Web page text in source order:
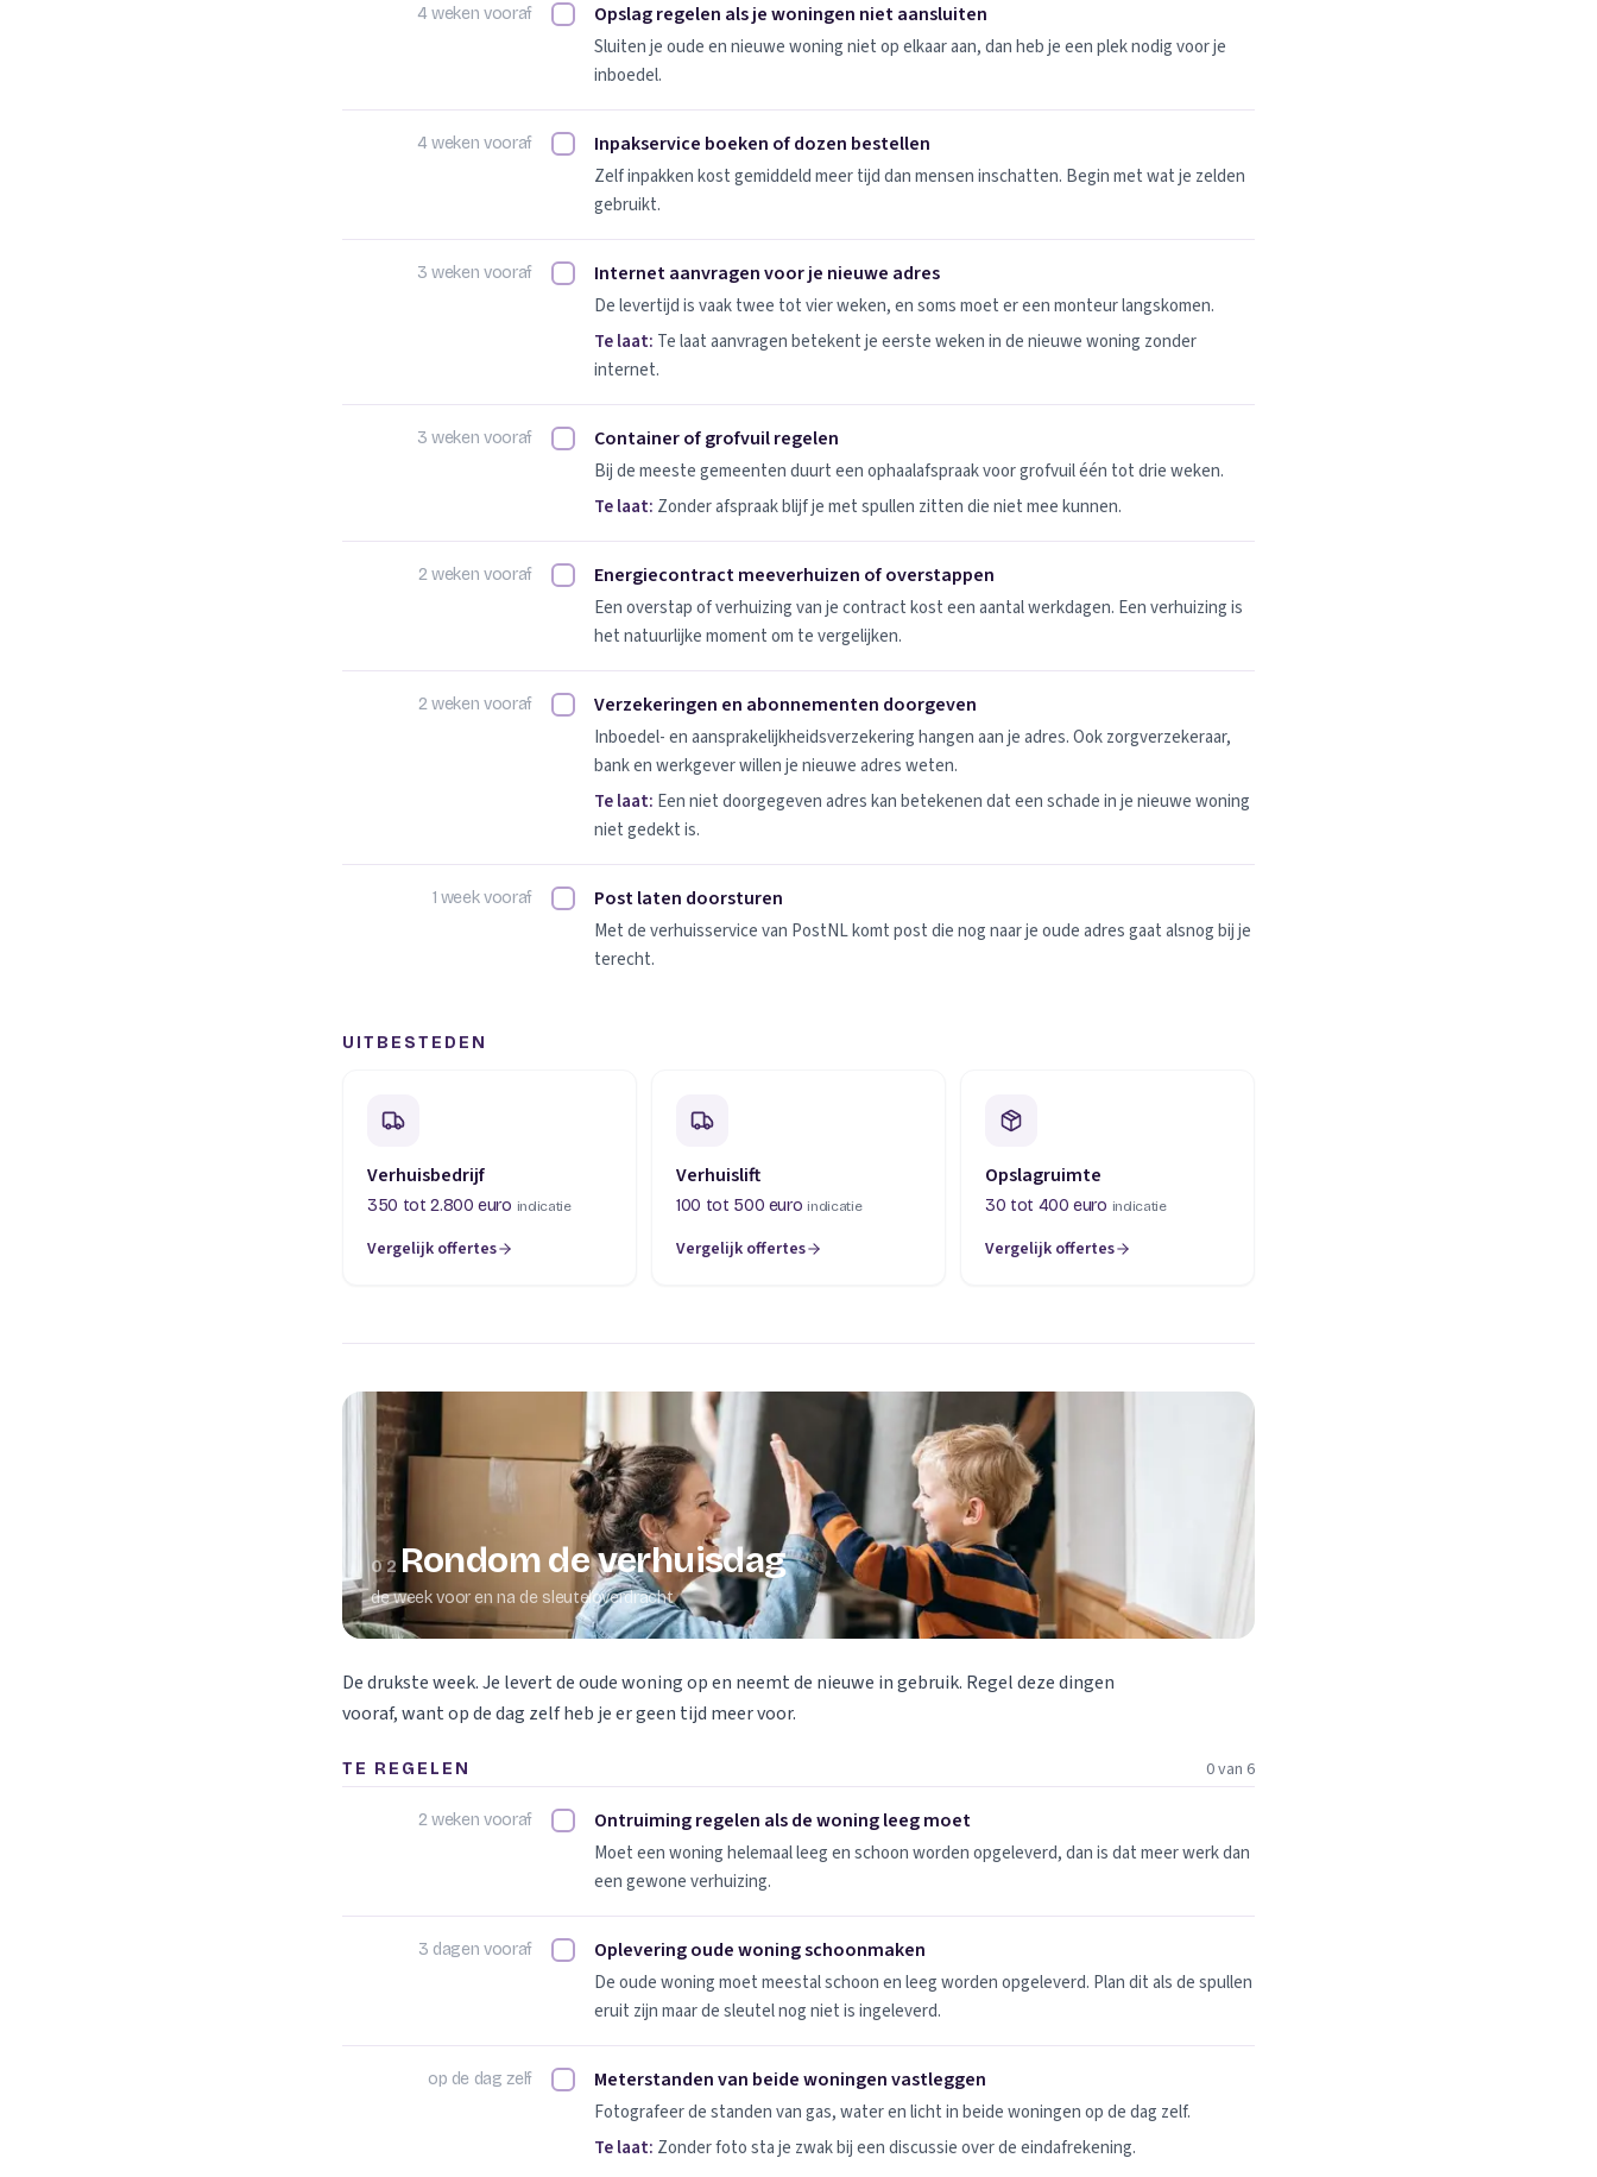
4 weken vooraf Opslag regelen als je woningen niet aansluiten afvinken
Opslag regelen als je woningen niet aansluiten
Sluiten je oude en nieuwe woning niet op elkaar aan, dan heb je een plek nodig voor je
inboedel.
4 weken vooraf Inpakservice boeken of dozen bestellen afvinken
Inpakservice boeken of dozen bestellen
Zelf inpakken kost gemiddeld meer tijd dan mensen inschatten. Begin met wat je zelden
gebruikt.
3 weken vooraf Internet aanvragen voor je nieuwe adres afvinken
Internet aanvragen voor je nieuwe adres
De levertijd is vaak twee tot vier weken, en soms moet er een monteur langskomen.
Te laat: Te laat aanvragen betekent je eerste weken in de nieuwe woning zonder
internet.
3 weken vooraf Container of grofvuil regelen afvinken
Container of grofvuil regelen
Bij de meeste gemeenten duurt een ophaalafspraak voor grofvuil één tot drie weken.
Te laat: Zonder afspraak blijf je met spullen zitten die niet mee kunnen.
2 weken vooraf Energiecontract meeverhuizen of overstappen afvinken
Energiecontract meeverhuizen of overstappen
Een overstap of verhuizing van je contract kost een aantal werkdagen. Een verhuizing is
het natuurlijke moment om te vergelijken.
2 weken vooraf Verzekeringen en abonnementen doorgeven afvinken
Verzekeringen en abonnementen doorgeven
Inboedel- en aansprakelijkheidsverzekering hangen aan je adres. Ook zorgverzekeraar,
bank en werkgever willen je nieuwe adres weten.
Te laat: Een niet doorgegeven adres kan betekenen dat een schade in je nieuwe woning
niet gedekt is.
1 week vooraf Post laten doorsturen afvinken
Post laten doorsturen
Met de verhuisservice van PostNL komt post die nog naar je oude adres gaat alsnog bij je
terecht.
UITBESTEDEN
Verhuisbedrijf
350 tot 2.800 euro indicatie
Vergelijk offertes
(opent in een nieuw tabblad)
Verhuislift
100 tot 500 euro indicatie
Vergelijk offertes
(opent in een nieuw tabblad)
Opslagruimte
30 tot 400 euro indicatie
Vergelijk offertes
(opent in een nieuw tabblad)
02 Rondom de verhuisdag
de week voor en na de sleuteloverdracht
De drukste week. Je levert de oude woning op en neemt de nieuwe in gebruik. Regel deze dingen
vooraf, want op de dag zelf heb je er geen tijd meer voor.
TE REGELEN 0 van 6
2 weken vooraf Ontruiming regelen als de woning leeg moet afvinken
Ontruiming regelen als de woning leeg moet
Moet een woning helemaal leeg en schoon worden opgeleverd, dan is dat meer werk dan
een gewone verhuizing.
3 dagen vooraf Oplevering oude woning schoonmaken afvinken
Oplevering oude woning schoonmaken
De oude woning moet meestal schoon en leeg worden opgeleverd. Plan dit als de spullen
eruit zijn maar de sleutel nog niet is ingeleverd.
op de dag zelf Meterstanden van beide woningen vastleggen afvinken
Meterstanden van beide woningen vastleggen
Fotografeer de standen van gas, water en licht in beide woningen op de dag zelf.
Te laat: Zonder foto sta je zwak bij een discussie over de eindafrekening.